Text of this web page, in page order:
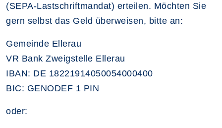
(SEPA-Lastschriftmandat) erteilen. Möchten Sie
gern selbst das Geld überweisen, bitte an:
Gemeinde Ellerau
VR Bank Zweigstelle Ellerau
IBAN: DE 18221914050054000400
BIC: GENODEF 1 PIN
oder: